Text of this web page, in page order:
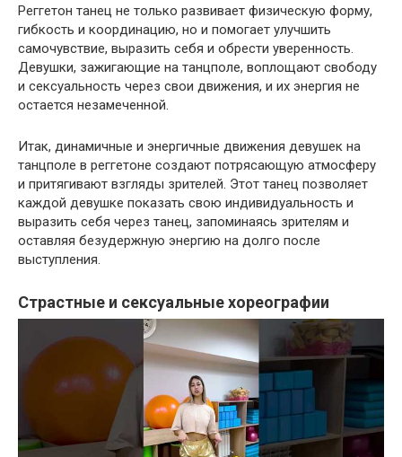
Реггетон танец не только развивает физическую форму,
гибкость и координацию, но и помогает улучшить
самочувствие, выразить себя и обрести уверенность.
Девушки, зажигающие на танцполе, воплощают свободу
и сексуальность через свои движения, и их энергия не
остается незамеченной.
Итак, динамичные и энергичные движения девушек на
танцполе в реггетоне создают потрясающую атмосферу
и притягивают взгляды зрителей. Этот танец позволяет
каждой девушке показать свою индивидуальность и
выразить себя через танец, запоминаясь зрителям и
оставляя безудержную энергию на долго после
выступления.
Страстные и сексуальные хореографии